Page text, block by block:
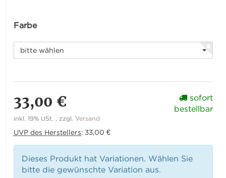
Farbe
bitte wählen
33,00 €
inkl. 19% USt. , zzgl.Versand
UVP des Herstellers: 33,00 €
sofort
bestellbar
Dieses Produkt hat Variationen. Wählen Sie
bitte die gewünschte Variation aus.